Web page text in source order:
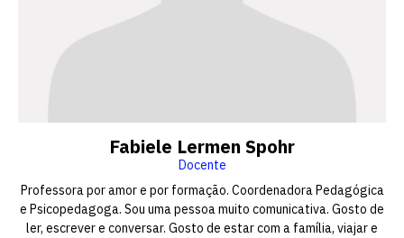
Fabiele Lermen Spohr
Docente
Professora por amor e por formação. Coordenadora Pedagógica
e Psicopedagoga. Sou uma pessoa muito comunicativa. Gosto de
ler, escrever e conversar. Gosto de estar com a família, viajar e